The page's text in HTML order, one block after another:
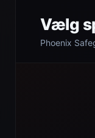
Vælg
Phoenix